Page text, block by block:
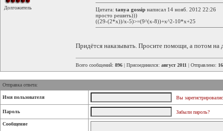
Долгожитель Цитата: tanya gossip написал 14 нояб. 2012 22:26
просто решить)))
((29-(2*x))/x-5)>=(9^(x-8))+x^2-10*x+25
Придётся наказывать. Просите помощи, а потом
Всего сообщений: 896 | Присоединился: август 2011 | Отправлено:
Отправка ответа:
Имя пользователя Вы
Пароль Забыли пароль?
Сообщение